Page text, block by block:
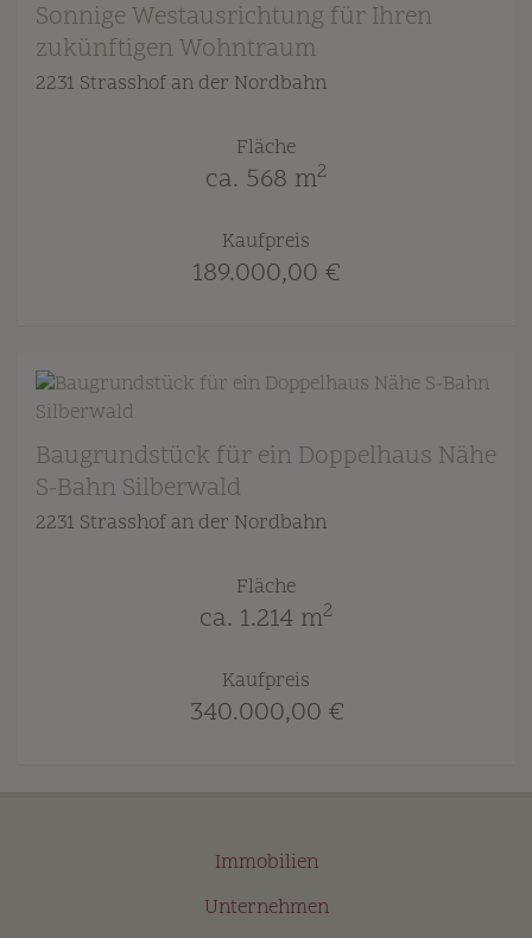
Sonnige Westausrichtung für Ihren
zukünftigen Wohntraum
2231 Strasshof an der Nordbahn
Fläche
ca. 568 m2
Kaufpreis
189.000,00 €
Baugrundstück für ein Doppelhaus Nähe
S-Bahn Silberwald
2231 Strasshof an der Nordbahn
Fläche
ca. 1.214 m2
Kaufpreis
340.000,00 €
Immobilien
Unternehmen